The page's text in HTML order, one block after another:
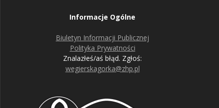
Informacje Ogólne
Biuletyn Informacji Publicznej
Polityka Prywatności
Znalazłeś/aś błąd. Zgłoś:
wegierskagorka@zhp.pl